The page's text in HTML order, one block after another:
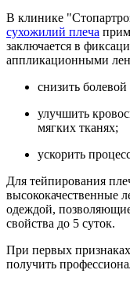
В клинике
сухожилий плеча
заключается в
аппликационными
снизить
улучшить
мягких тканях;
ускорить
Для тейпирования
высококачественные
одеждой,
свойства до 5 суток.
При первых признаках
получить